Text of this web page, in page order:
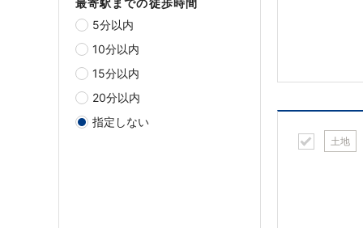
最寄駅までの徒歩時間
5分以内
10分以内
15分以内
20分以内
指定しない
土地